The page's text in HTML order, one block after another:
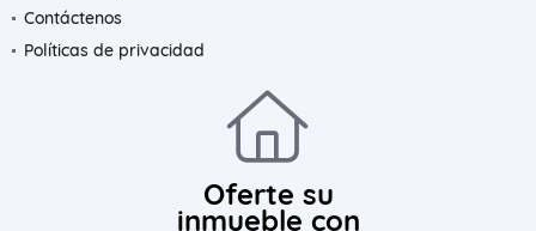
Contáctenos
Políticas de privacidad
Oferte su
inmueble con